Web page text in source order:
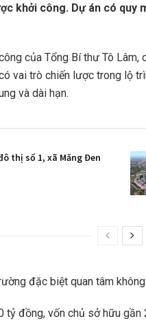
khởi công. Dự án có
của Tổng Bí thư Tô
vai trò chiến lược trong lộ
và dài hạn.
thị số 1, xã Măng Đen
đặc biệt quan tâm
đồng, vốn chủ sở hữu